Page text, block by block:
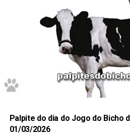
Grupo 01 / deze
03–
7503 – 1203 –
7
Dessa forma, para acompanhar
diariamente, acesse também a
jogo do bicho hoje.
Palpite do dia do Jogo do Bicho
01/03/2026